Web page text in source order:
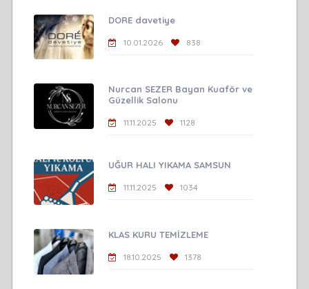
DORE davetiye
10.01.2026 838
Nurcan SEZER Bayan Kuaför ve
Güzellik Salonu
11.11.2025 1128
UĞUR HALI YIKAMA SAMSUN
11.11.2025 1034
KLAS KURU TEMİZLEME
18.10.2025 1378